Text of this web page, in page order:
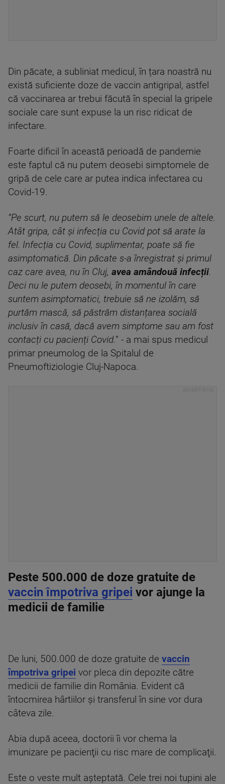
Din păcate, a subliniat medicul, în țara noastră nu
există suficiente doze de vaccin antigripal, astfel
că vaccinarea ar trebui făcută în special la gripele
sociale care sunt expuse la un risc ridicat de
infectare.
Foarte dificil în această perioadă de pandemie
este faptul că nu putem deosebi simptomele de
gripă de cele care ar putea indica infectarea cu
Covid-19.
”Pe scurt, nu putem să le deosebim unele de altele.
Atât gripa, cât și infecția cu Covid pot să arate la
fel. Infecția cu Covid, suplimentar, poate să fie
asimptomatică. Din păcate s-a înregistrat și primul
caz care avea, nu în Cluj, avea amândouă infecții.
Deci nu le putem deosebi, în momentul în care
suntem asimptomatici, trebuie să ne izolăm, să
purtăm mască, să păstrăm distanțarea socială
inclusiv în casă, dacă avem simptome sau am fost
contacți cu pacienți Covid.” - a mai spus medicul
primar pneumolog de la Spitalul de
Pneumoftiziologie Cluj-Napoca.
Peste 500.000 de doze gratuite de
vaccin împotriva gripei vor ajunge la
medicii de familie
De luni, 500.000 de doze gratuite de vaccin
împotriva gripei vor pleca din depozite către
medicii de familie din România. Evident că
întocmirea hârtiilor şi transferul în sine vor dura
câteva zile.
Abia după aceea, doctorii îi vor chema la
imunizare pe pacienţii cu risc mare de complicaţii.
Este o veste mult aşteptată. Cele trei noi tupini ale